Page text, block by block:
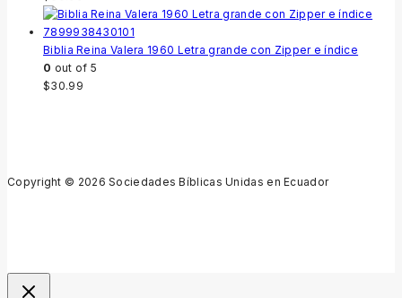
Biblia Reina Valera 1960 Letra grande con Zipper e índice
0 out of 5
$30.99
Copyright © 2026 Sociedades Bíblicas Unidas en Ecuador